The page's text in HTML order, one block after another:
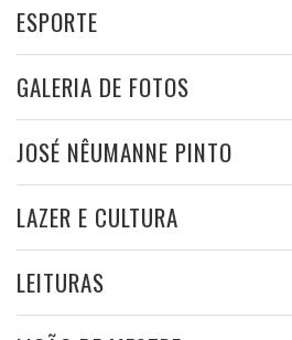
ESPORTE
GALERIA DE FOTOS
JOSÉ NÊUMANNE PINTO
LAZER E CULTURA
LEITURAS